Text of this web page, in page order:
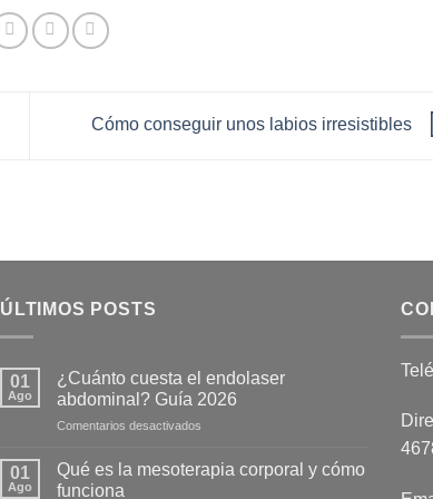
Cómo conseguir unos labios irresistibles
ÚLTIMOS POSTS
01
Ago
¿Cuánto cuesta el endolaser
abdominal? Guía 2026
Comentarios desactivados
cuesta
01
Ago
Qué es la mesoterapia corporal y cómo
funciona